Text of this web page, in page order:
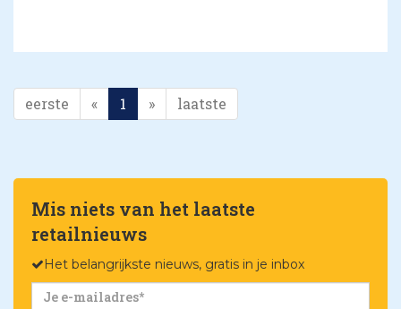
eerste « 1 » laatste
Mis niets van het laatste
retailnieuws
Het belangrijkste nieuws, gratis in je inbox